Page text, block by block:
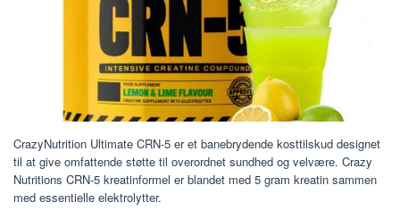
CrazyNutrition Ultimate CRN-5 er et banebrydende kosttilskud designet
til at give omfattende støtte til overordnet sundhed og velvære. Crazy
Nutritions CRN-5 kreatinformel er blandet med 5 gram kreatin sammen
med essentielle elektrolytter.